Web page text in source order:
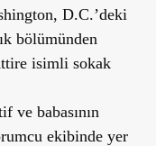
D.C.’deki
bölümünden
isimli sokak
ve babasının
ekibinde yer